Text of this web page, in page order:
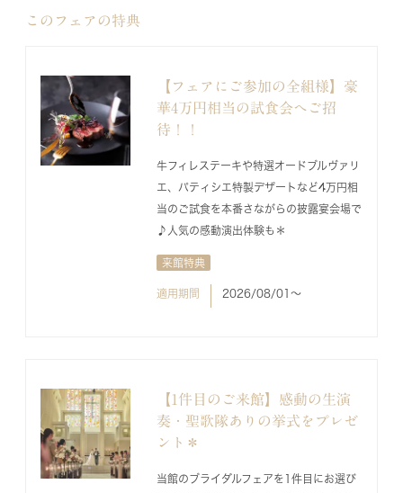
このフェアの特典
【フェアにご参加の全組様】豪
華4万円相当の試食会へご招
待！！
牛フィレステーキや特選オードブルヴァリ
エ、パティシエ特製デザートなど4万円相
当のご試食を本番さながらの披露宴会場で
♪人気の感動演出体験も＊
来館特典
適用期間 2026/08/01〜
【1件目のご来館】感動の生演
奏・聖歌隊ありの挙式をプレゼ
ント＊
当館のブライダルフェアを1件目にお選び